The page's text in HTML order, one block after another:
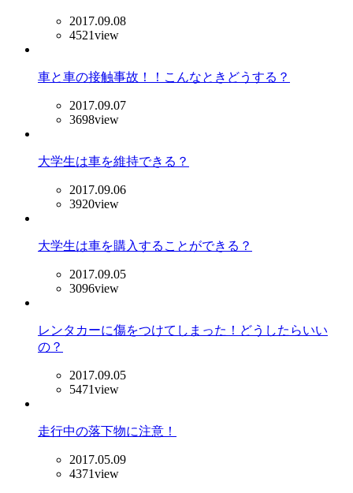
2017.09.08
4521view
車と車の接触事故！！こんなときどうする？
2017.09.07
3698view
大学生は車を維持できる？
2017.09.06
3920view
大学生は車を購入することができる？
2017.09.05
3096view
レンタカーに傷をつけてしまった！どうしたらいい
の？
2017.09.05
5471view
走行中の落下物に注意！
2017.05.09
4371view